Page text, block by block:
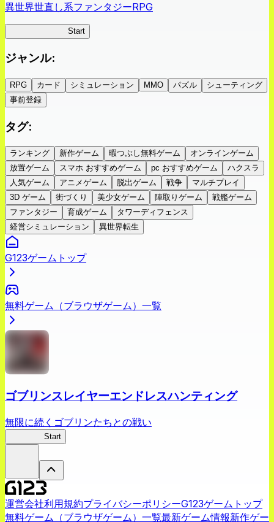
異世界世直し系ファンタジーRPG
Start
ジャンル:
RPG カード シミュレーション MMO パズル
シューティング
事前登録
タグ:
ランキング 新作ゲーム 暇つぶし無料ゲーム
オンラインゲーム
放置ゲーム
スマホ おすすめゲーム pc おすすめゲーム
ハクスラ
人気ゲーム
アニメゲーム 脱出ゲーム 戦争
マルチプレイ
3D ゲーム
街づくり 美少女ゲーム 陣取りゲーム
戦艦ゲーム
ファンタジー
育成ゲーム
タワーディフェンス
経営シミュレーション
異世界転生
G123ゲームトップ
無料ゲーム（ブラウザゲーム）一覧
ゴブリンスレイヤーエンドレスハンティング
無限に続くゴブリンたちとの戦い
Start
運営会社利用規約プライバシーポリシーG123ゲームトップ
無料ゲーム（ブラウザゲーム）一覧最新ゲーム情報新作ゲー